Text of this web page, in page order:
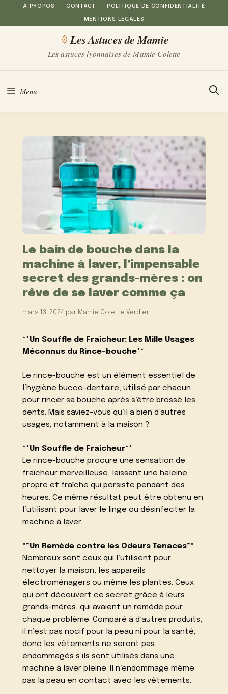
Aller
au
À PROPOS CONTACT POLITIQUE DE CONFIDENTIALITÉ
MENTIONS LÉGALES
Les Astuces de Mamie
Les astuces lyonnaises de Mamie Colette
Menu
Le bain de bouche dans la
machine à laver, l’impensable
secret des grands-mères : on
rêve de se laver comme ça
mars 13, 2024 par Mamie Colette Verdier
**Un Souffle de Fraîcheur: Les Mille Usages
Méconnus du Rince-bouche**
Le rince-bouche est un élément essentiel de
l’hygiène bucco-dentaire, utilisé par chacun
pour rincer sa bouche après s’être brossé les
dents. Mais saviez-vous qu’il a bien d’autres
usages, notamment à la maison ?
**Un Souffle de Fraîcheur**
Le rince-bouche procure une sensation de
fraîcheur merveilleuse, laissant une haleine
propre et fraîche qui persiste pendant des
heures. Ce même résultat peut être obtenu en
l’utilisant pour laver le linge ou désinfecter la
machine à laver.
**Un Remède contre les Odeurs Tenaces**
Nombreux sont ceux qui l’utilisent pour
nettoyer la maison, les appareils
électroménagers ou même les plantes. Ceux
qui ont découvert ce secret grâce à leurs
grands-mères, qui avaient un remède pour
chaque problème. Comparé à d’autres produits,
il n’est pas nocif pour la peau ni pour la santé,
donc les vêtements ne seront pas
endommagés s’ils sont utilisés dans une
machine à laver pleine. Il n’endommage même
pas la peau en contact avec les vêtements.